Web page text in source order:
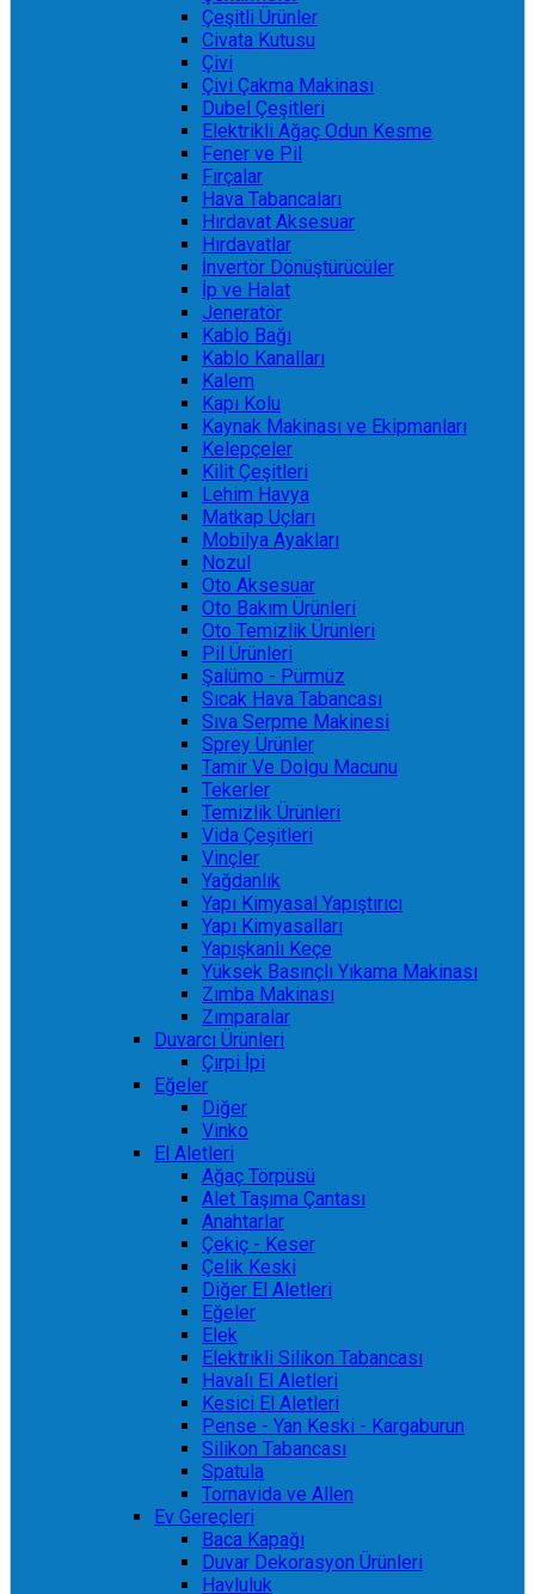
Çeşitli Ürünler
Civata Kutusu
Çivi
Çivi Çakma Makinası
Dubel Çeşitleri
Elektrikli Ağaç Odun Kesme
Fener ve Pil
Fırçalar
Hava Tabancaları
Hırdavat Aksesuar
Hırdavatlar
İnvertör Dönüştürücüler
İp ve Halat
Jeneratör
Kablo Bağı
Kablo Kanalları
Kalem
Kapı Kolu
Kaynak Makinası ve Ekipmanları
Kelepçeler
Kilit Çeşitleri
Lehim Havya
Matkap Uçları
Mobilya Ayakları
Nozul
Oto Aksesuar
Oto Bakım Ürünleri
Oto Temizlik Ürünleri
Pil Ürünleri
Şalümo - Pürmüz
Sıcak Hava Tabancası
Sıva Serpme Makinesi
Sprey Ürünler
Tamir Ve Dolgu Macunu
Tekerler
Temizlik Ürünleri
Vida Çeşitleri
Vinçler
Yağdanlık
Yapı Kimyasal Yapıştırıcı
Yapı Kimyasalları
Yapışkanlı Keçe
Yüksek Basınçlı Yıkama Makinası
Zımba Makinası
Zımparalar
Duvarcı Ürünleri
Çırpi İpi
Eğeler
Diğer
Vinko
El Aletleri
Ağaç Törpüsü
Alet Taşıma Çantası
Anahtarlar
Çekiç - Keser
Çelik Keski
Diğer El Aletleri
Eğeler
Elek
Elektrikli Silikon Tabancası
Havalı El Aletleri
Kesici El Aletleri
Pense - Yan Keski - Kargaburun
Silikon Tabancası
Spatula
Tornavida ve Allen
Ev Gereçleri
Baca Kapağı
Duvar Dekorasyon Ürünleri
Havluluk